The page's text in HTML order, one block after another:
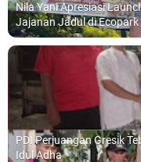
Nila Yani Apresiasi
Jajanan Jadul di
PDI Perjuangan Gresik
Idul Adha